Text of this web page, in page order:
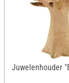
Juwelenhouder